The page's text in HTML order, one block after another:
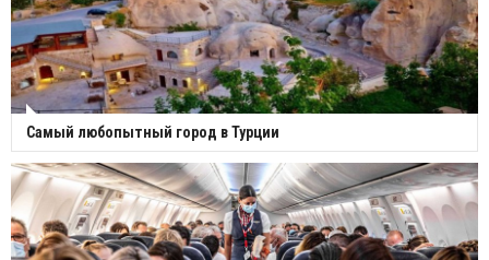
Самый любопытный город в Турции